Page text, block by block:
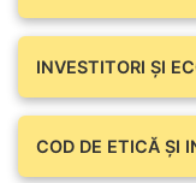
INVESTITORI ȘI
COD DE ETICĂ ȘI